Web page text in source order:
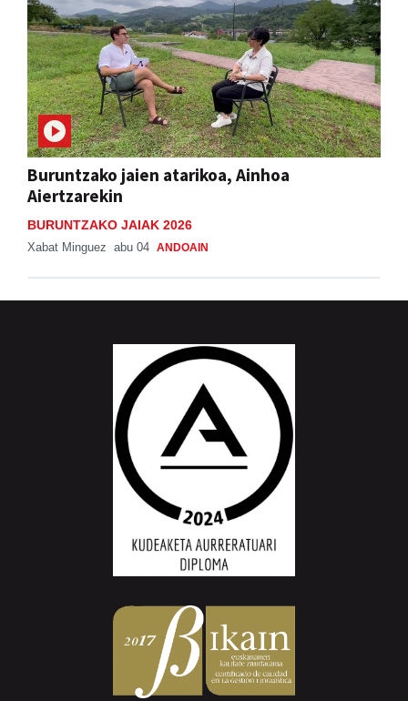
Buruntzako jaien atarikoa, Ainhoa
Aiertzarekin
BURUNTZAKO JAIAK 2026
Xabat Minguez abu 04 ANDOAIN